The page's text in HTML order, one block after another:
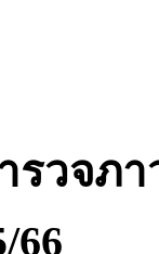
รวจภ
66